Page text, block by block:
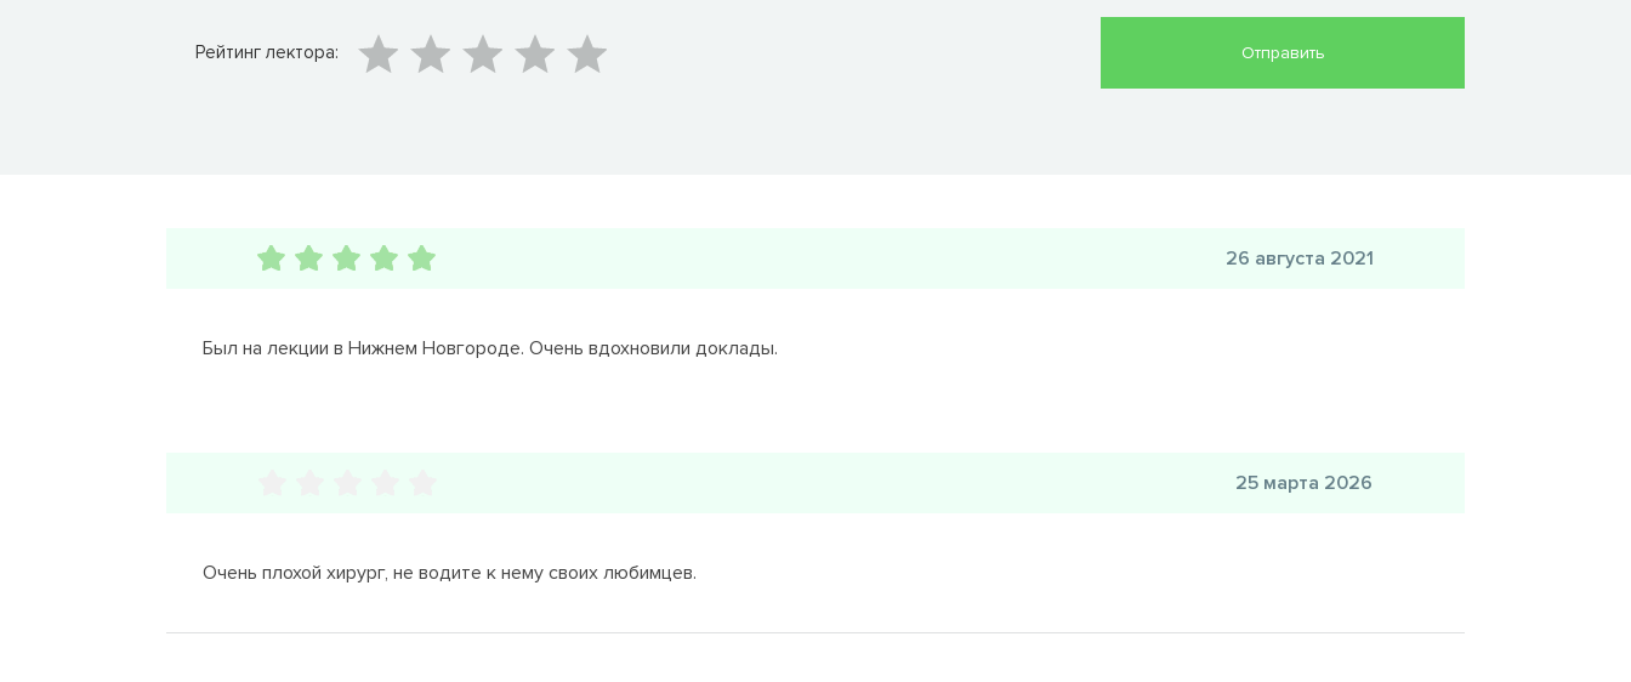
Рейтинг лектора:
26 августа 2021
Был на лекции в Нижнем Новгороде. Очень вдохновили доклады.
25 марта 2026
Очень плохой хирург, не водите к нему своих любимцев.